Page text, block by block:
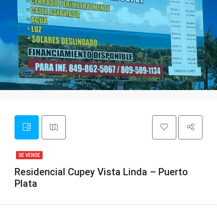
SE VENDE
Residencial Cupey Vista Linda – Puerto
Plata